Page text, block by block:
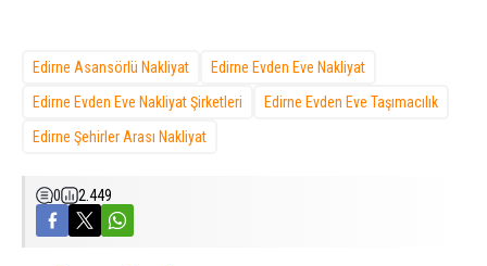
Edirne Asansörlü Nakliyat
Edirne Evden Eve Nakliyat
Edirne Evden Eve Nakliyat Şirketleri
Edirne Evden Eve Taşımacılık
Edirne Şehirler Arası Nakliyat
0 2.449